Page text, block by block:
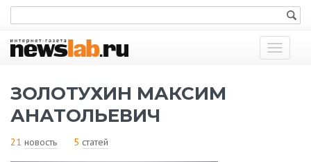
Показать
меню
ЗОЛОТУХИН МАКСИМ
АНАТОЛЬЕВИЧ
21 новость 5 статей